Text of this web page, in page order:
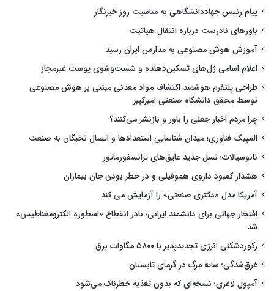
پیام رئیس جهاددانشگاهی به مناسبت روز خبرنگار
باورهای نادرست درباره انتقال هپاتیت
آموزش هوش مصنوعی به مدارس ایران رسید
اعلام اسامی ژل‌های تسکین‌دهنده و شست‌وشوی پوست غیرمجاز
طراحی پلتفرم هوشمند اکتشاف مواد معدنی مبتنی بر هوش مصنوعی
توسط محقق دانشگاه صنعتی امیرکبیر
چرا مردم اخبار جعلی را باور و بازنشر می‌کنند؟
المپیک فناوری؛ میدان شناسایی استعدادها و اتصال نخبگان به صنعت
نانوسیالات؛ نسل جدید عایق‌های ترانسفورماتور
هشدار کمبود داروی هموفیلی و در خطر بودن جان بیماران
آمریکا مدل «دکتری صنعتی» را آزمایش می کند
افتخار جهانی برای دانشمند ایرانی؛ نادر انقطاع «اسطوره الکترومغناطیس»
شد
رکوردشکنی انرژی تجدیدپذیر با ۵۸۰۰ مگاوات برق
غرق‌شدگی؛ سایه مرگ در گرمای تابستان
آمپول لاغری؛ نسخه‌ای که بدون تغذیه خطرناک می‌شود